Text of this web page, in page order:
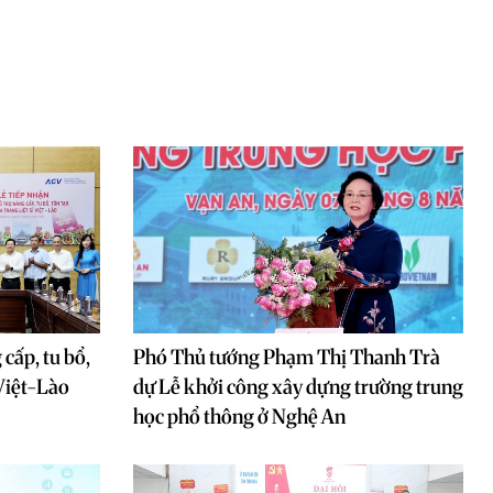
tu bổ,
Lào
Phó Thủ tướng Phạm Thị Thanh Trà
dự Lễ khởi công xây dựng trường trung
học phổ thông ở Nghệ An